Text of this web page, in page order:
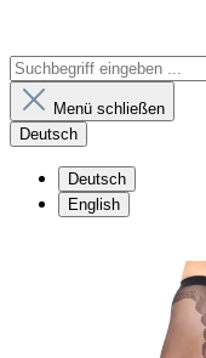
Menü schließen
Deutsch
Deutsch
English